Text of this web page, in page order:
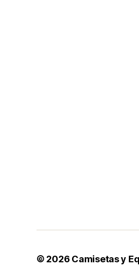
© 2026 Camisetas y